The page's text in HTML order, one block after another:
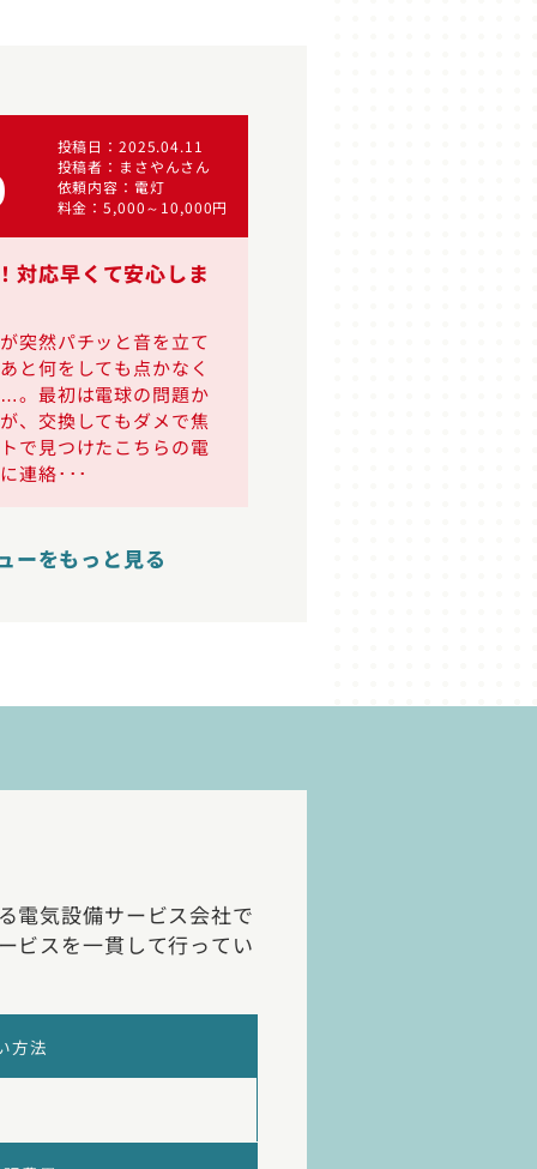
投稿日
2025.04.11
投稿者
まさやんさん
依頼内容
電灯
料金
5,000～10,000円
対応早くて安心しま
突然パチッと音を立て
と何をしても点かなく
。最初は電球の問題か
、交換してもダメで焦
で見つけたこちらの電
連絡･･･
ーをもっと見る
電気設備サービス会社で
ビスを一貫して行ってい
方法